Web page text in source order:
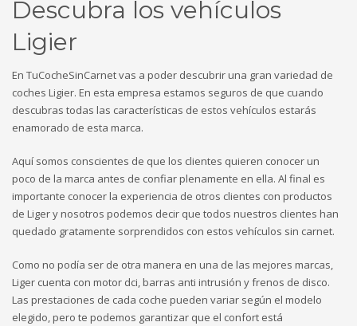
Descubra los vehículos
Ligier
En TuCocheSinCarnet vas a poder descubrir una gran variedad de
coches Ligier. En esta empresa estamos seguros de que cuando
descubras todas las características de estos vehículos estarás
enamorado de esta marca.
Aquí somos conscientes de que los clientes quieren conocer un
poco de la marca antes de confiar plenamente en ella. Al final es
importante conocer la experiencia de otros clientes con productos
de Liger y nosotros podemos decir que todos nuestros clientes han
quedado gratamente sorprendidos con estos vehículos sin carnet.
Como no podía ser de otra manera en una de las mejores marcas,
Liger cuenta con motor dci, barras anti intrusión y frenos de disco.
Las prestaciones de cada coche pueden variar según el modelo
elegido, pero te podemos garantizar que el confort está